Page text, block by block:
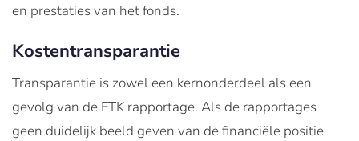
en prestaties van het fonds.
Kostentransparantie
Transparantie is zowel een kernonderdeel als een
gevolg van de FTK rapportage. Als de rapportages
geen duidelijk beeld geven van de financiële positie